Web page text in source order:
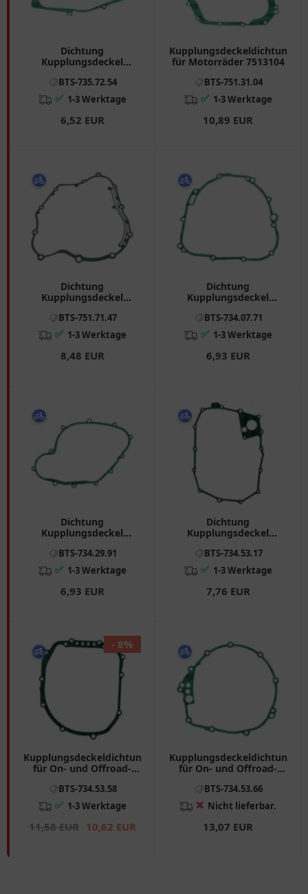
Dichtung
Kupplungsdeckel
Cagiva Mito, W8, Raptor
BTS-735.72.54
✅ 1-3 Werktage
6,52 EUR
Kupplungsdeckeldichtung
für Motorräder 7513104
BTS-751.31.04
✅ 1-3 Werktage
10,89 EUR
Dichtung
Kupplungsdeckel
- Moto CSF, Rieju
Marathon
BTS-751.71.47
✅ 1-3 Werktage
8,48 EUR
Dichtung
Kupplungsdeckel
Kawasaki ZXR, ZX - 9R
BTS-734.07.71
✅ 1-3 Werktage
6,93 EUR
Dichtung
Kupplungsdeckel
Aprilia RS
BTS-734.29.91
✅ 1-3 Werktage
6,93 EUR
Dichtung
Kupplungsdeckel
Honda XL
BTS-734.53.17
✅ 1-3 Werktage
7,76 EUR
Kupplungsdeckeldichtung
für On- und Offroad-
BTS-734.53.58
✅ 1-3 Werktage
11,58 EUR 10,62 EUR
- 8%
Kupplungsdeckeldichtung
für On- und Offroad-
BTS-734.53.66
❌ Nicht lieferbar.
13,07 EUR